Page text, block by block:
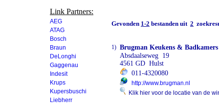
Link Partners:
AEG
ATAG
Bosch
Braun
DeLonghi
Gaggenau
Indesit
Krups
Kupersbuschi
Liebherr
Gevonden 1-2 bestanden uit 2
1) Brugman Keukens & Badkamers
Absdaalseweg 19
4561 GD Hulst
011-4320080
http://www.brugman.nl
Klik hier voor de locatie van de